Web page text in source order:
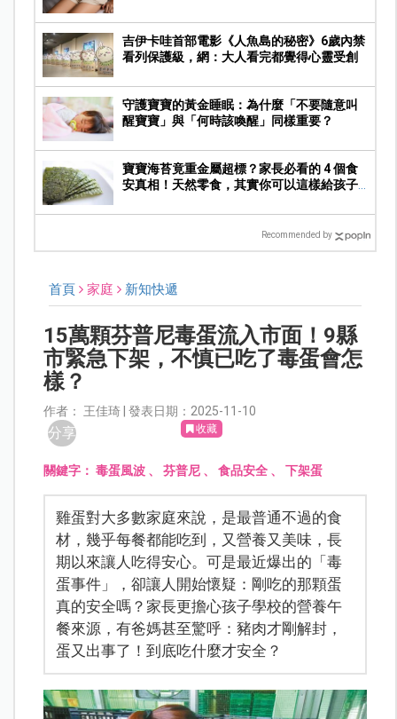
吉伊卡哇首部電影《人魚島的秘密》6歲內禁
看列保護級，網：大人看完都覺得心靈受創
守護寶寶的黃金睡眠：為什麼「不要隨意叫
醒寶寶」與「何時該喚醒」同樣重要？
寶寶海苔竟重金屬超標？家長必看的 4 個食
安真相！天然零食，其實你可以這樣給孩子
Recommended by
首頁 家庭 新知快遞
15萬顆芬普尼毒蛋流入市面！9縣
市緊急下架，不慎已吃了毒蛋會怎
樣？
作者： 王佳琦 | 發表日期：2025-11-10
分享 收藏
關鍵字：毒蛋風波 、芬普尼 、食品安全 、下架蛋
雞蛋對大多數家庭來說，是最普通不過的食
材，幾乎每餐都能吃到，又營養又美味，長
期以來讓人吃得安心。可是最近爆出的「毒
蛋事件」，卻讓人開始懷疑：剛吃的那顆蛋
真的安全嗎？家長更擔心孩子學校的營養午
餐來源，有爸媽甚至驚呼：豬肉才剛解封，
蛋又出事了！到底吃什麼才安全？